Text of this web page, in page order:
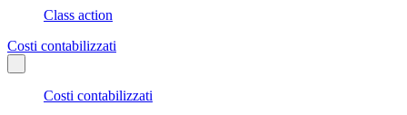
Class action
Costi contabilizzati
Costi contabilizzati